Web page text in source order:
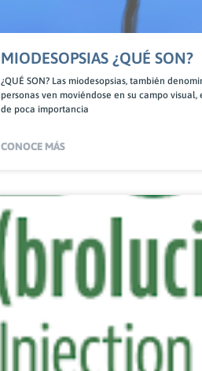
MIODESOPSIAS ¿QUÉ SON?
¿QUÉ SON? Las miodesopsias, también
personas ven moviéndose en su campo
de poca importancia
CONOCE MÁS